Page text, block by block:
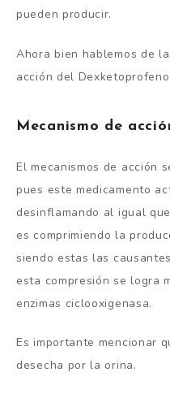
pueden producir.
Ahora bien hablemos de
acción del Dexketoprofeno
Mecanismo de
El mecanismos de acción
pues este medicamento
desinflamando al igual
es comprimiendo la
siendo estas las
esta compresión se logra
enzimas ciclooxigenasa.
Es importante mencionar
desecha por la orina.